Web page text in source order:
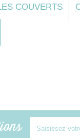
COUVERTS